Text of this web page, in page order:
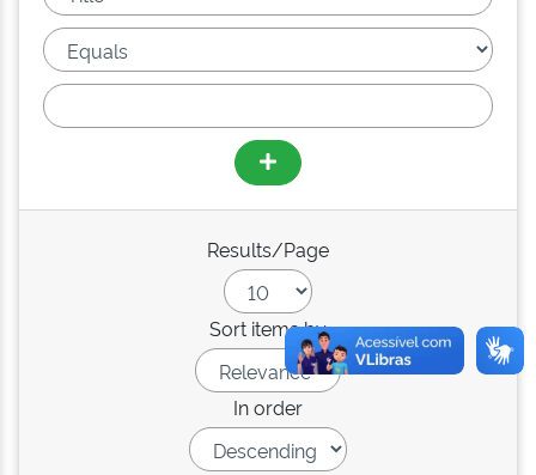
Results/Page
Sort items by
In order